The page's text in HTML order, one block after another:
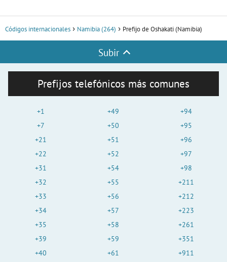
Códigos internacionales Namibia (264) Prefijo de Oshakati (Namibia)
Subir
Prefijos telefónicos más comunes
+1
+7
+21
+22
+31
+32
+33
+34
+35
+39
+40
+49
+50
+51
+52
+54
+55
+56
+57
+58
+59
+61
+94
+95
+96
+97
+98
+211
+212
+223
+261
+351
+911